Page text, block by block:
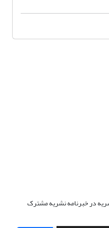
در خبرنامه نشریه مشترک